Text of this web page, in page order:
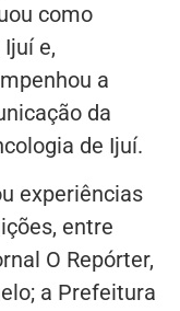
como
e,
a
da
de Ijuí.
experiências
entre
O Repórter,
a Prefeitura